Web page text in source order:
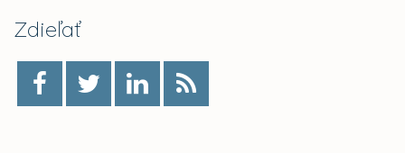
Zdieľať